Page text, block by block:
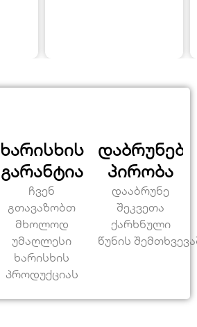
ხარისხის
გარანტია
ჩვენ
გთავაზობთ
მხოლოდ
უმაღლესი
ხარისხის
პროდუქციას
პირობა
დააბრუნე
შეკვეთა
ქარხნული
წუნის